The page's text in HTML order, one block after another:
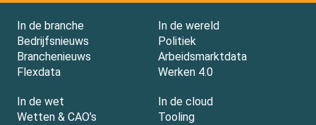
In de branche
Bedrijfsnieuws
Branchenieuws
Flexdata
In de wereld
Politiek
Arbeidsmarktdata
Werken 4.0
In de wet
Wetten & CAO’s
In de cloud
Tooling